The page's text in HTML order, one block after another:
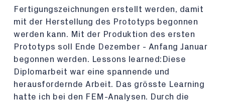
Fertigungszeichnungen erstellt werden, damit
mit der Herstellung des Prototyps begonnen
werden kann. Mit der Produktion des ersten
Prototyps soll Ende Dezember - Anfang Januar
begonnen werden. Lessons learned:Diese
Diplomarbeit war eine spannende und
herausfordernde Arbeit. Das grösste Learning
hatte ich bei den FEM-Analysen. Durch die